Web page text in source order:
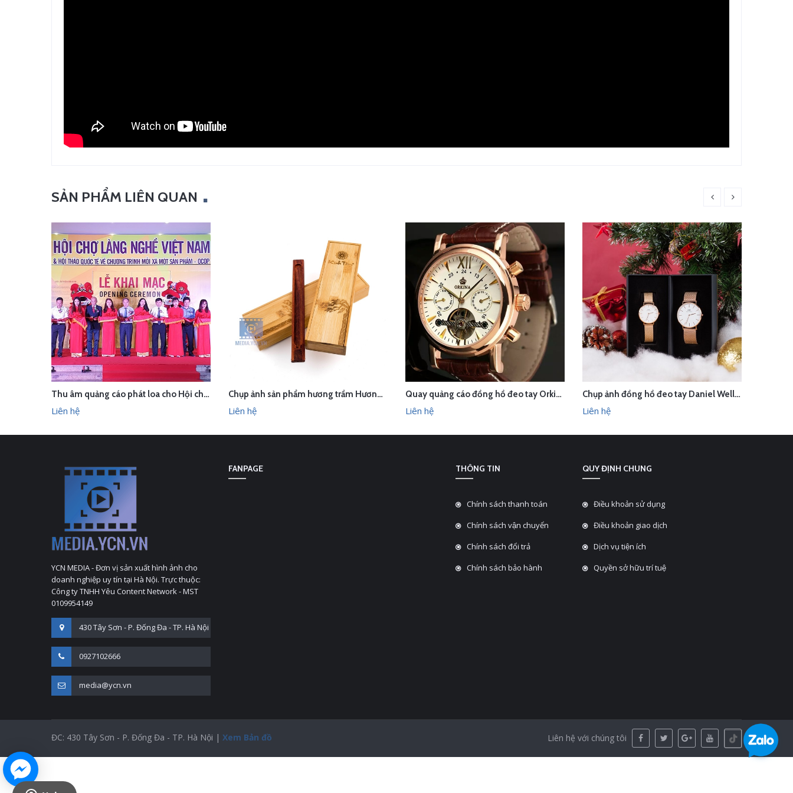
SẢN PHẨM LIÊN QUAN
LIÊN HỆ XEM NHANH
Thu âm quảng cáo phát loa cho Hội chợ Làng nghề VN 2018
Liên hệ
LIÊN HỆ XEM NHANH
Chụp ảnh sản phẩm hương trầm Hương Xưa - Kính Tâm trong studio Hà Nội
Liên hệ
LIÊN HỆ XEM NHANH
Quay quảng cáo đồng hồ đeo tay Orkina trong studio Hà Nội
Liên hệ
LIÊN HỆ XEM NHANH
Chụp ảnh đồng hồ đeo tay Daniel Wellington concept Giáng sinh trong studio Hà Nội
Liên hệ
YCN MEDIA - Đơn vị sản xuất hình ảnh cho
doanh nghiệp uy tín tại Hà Nội. Trực thuộc:
Công ty TNHH Yêu Content Network - MST
0109954149
430 Tây Sơn - P. Đống Đa - TP. Hà Nội
0927102666
media@ycn.vn
FANPAGE THÔNG TIN
Chính sách thanh toán
Chính sách vận chuyển
Chính sách đổi trả
Chính sách bảo hành
QUY ĐỊNH CHUNG
Điều khoản sử dụng
Điều khoản giao dịch
Dịch vụ tiện ích
Quyền sở hữu trí tuệ
ĐC: 430 Tây Sơn - P. Đống Đa - TP. Hà Nội | Xem Bản đồ Liên hệ với chúng tôi